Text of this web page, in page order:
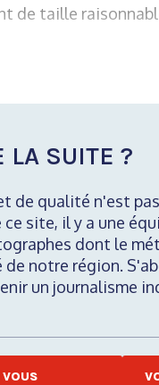
de taille
LA SUITE ?
de qualité n'est
site, il y a une
dont le
notre région.
un journalisme
VOUS